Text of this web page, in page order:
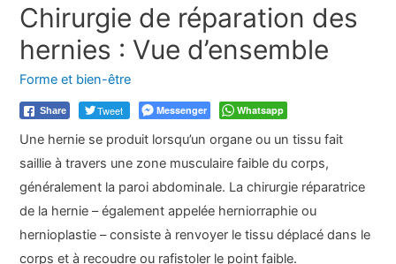
Chirurgie de réparation des
hernies : Vue d’ensemble
Forme et bien-être
Share Tweet Messenger Whatsapp
Une hernie se produit lorsqu’un organe ou un tissu fait
saillie à travers une zone musculaire faible du corps,
généralement la paroi abdominale. La chirurgie réparatrice
de la hernie – également appelée herniorraphie ou
hernioplastie – consiste à renvoyer le tissu déplacé dans le
corps et à recoudre ou rafistoler le point faible.